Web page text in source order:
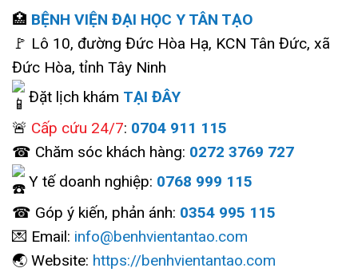
🏥 BỆNH VIỆN ĐẠI HỌC Y TÂN TẠO
🚩 Lô 10, đường Đức Hòa Hạ, KCN Tân Đức, xã
Đức Hòa, tỉnh Tây Ninh
Đặt lịch khám TẠI ĐÂY
🚨 Cấp cứu 24/7: 0704 911 115
☎ Chăm sóc khách hàng: 0272 3769 727
Y tế doanh nghiệp: 0768 999 115
☎ Góp ý kiến, phản ánh: 0354 995 115
💌 Email: info@benhvientantao.com
🌏 Website: https://benhvientantao.com